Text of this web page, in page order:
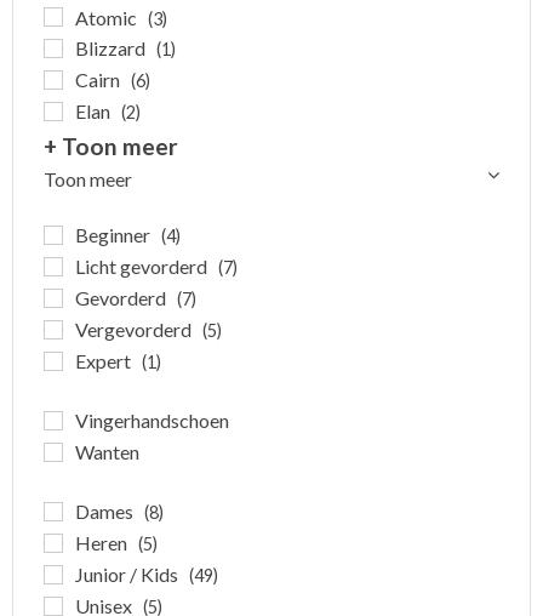
Atomic (3)
Blizzard (1)
Cairn (6)
Elan (2)
+ Toon meer
Toon meer
Beginner (4)
Licht gevorderd (7)
Gevorderd (7)
Vergevorderd (5)
Expert (1)
Vingerhandschoen
Wanten
Dames (8)
Heren (5)
Junior / Kids (49)
Unisex (5)